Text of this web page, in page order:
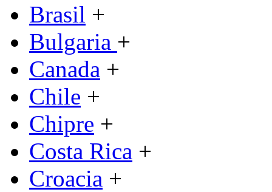
Brasil +
Bulgaria +
Canada +
Chile +
Chipre +
Costa Rica +
Croacia +